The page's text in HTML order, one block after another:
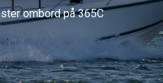
ombord på 365C